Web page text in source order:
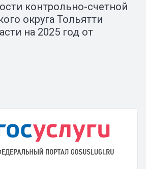
контрольно-счетной
округа Тольятти
на 2025 год от